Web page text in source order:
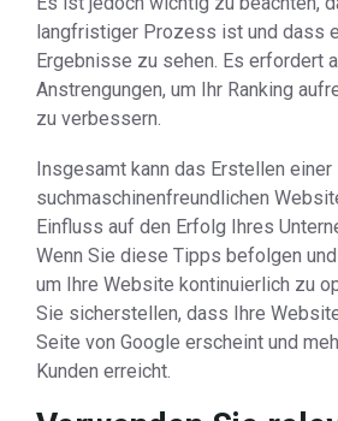
langfristiger Prozess ist und dass
Ergebnisse zu sehen. Es erfordert
Anstrengungen, um Ihr Ranking
zu verbessern.
Insgesamt kann das Erstellen einer
suchmaschinenfreundlichen
Einfluss auf den Erfolg Ihres
Wenn Sie diese Tipps befolgen
um Ihre Website kontinuierlich zu
Sie sicherstellen, dass Ihre
Seite von Google erscheint und
Kunden erreicht.